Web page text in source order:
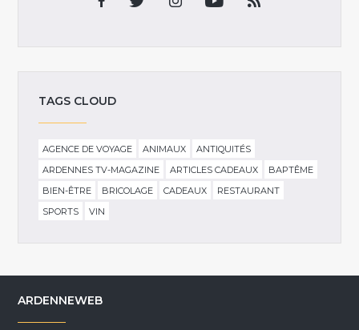
TAGS CLOUD
AGENCE DE VOYAGE ANIMAUX
ANTIQUITÉS
ARDENNES TV-MAGAZINE
ARTICLES CADEAUX
BAPTÊME
BIEN-ÊTRE
BRICOLAGE CADEAUX
RESTAURANT
SPORTS
VIN
ARDENNEWEB